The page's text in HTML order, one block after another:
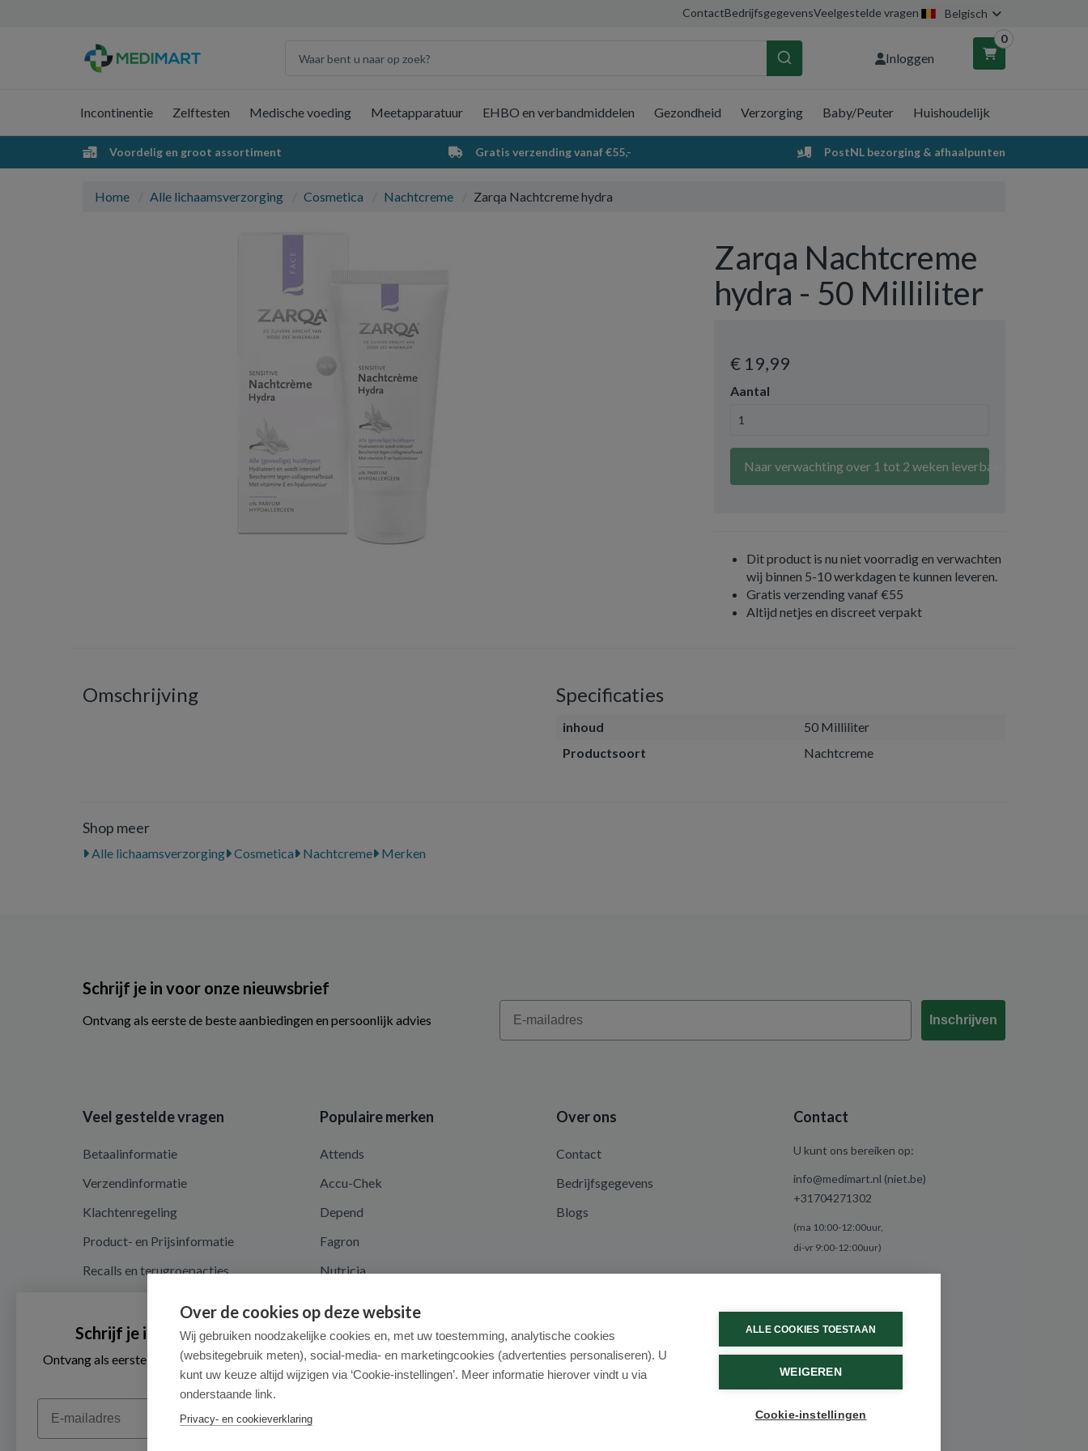
ContactBedrijfsgegevensVeelgestelde vragen Belgisch
Inloggen
0
Winkelwagen
Incontinentie Zelftesten Medische voeding Meetapparatuur EHBO en verbandmiddelen Gezondheid Verzorging Baby/Peuter Huishoudelijk
Voordelig en groot assortiment Gratis verzending vanaf €55,- PostNL bezorging & afhaalpunten
Home Alle lichaamsverzorging Cosmetica Nachtcreme Zarqa Nachtcreme hydra
Zarqa Nachtcreme
hydra - 50 Milliliter
€ 19,99
Aantal
Naar verwachting over 1 tot 2 weken leverbaar
Dit product is nu niet voorradig en verwachten
wij binnen 5-10 werkdagen te kunnen leveren.
Gratis verzending vanaf €55
Altijd netjes en discreet verpakt
Omschrijving Specificaties
inhoud
50 Milliliter
Productsoort
Nachtcreme
Shop meer
Alle lichaamsverzorging Cosmetica Nachtcreme Merken
Schrijf je in voor onze nieuwsbrief
Ontvang als eerste de beste aanbiedingen en persoonlijk advies
Email
Inschrijven
Veel gestelde vragen
Betaalinformatie
Verzendinformatie
Klachtenregeling
Product- en Prijsinformatie
Recalls en terugroepacties
Privacy en cookieverklaring
Cookieverklaring
Populaire merken
Attends
Accu-Chek
Depend
Fagron
Nutricia
Over ons
Contact
Bedrijfsgegevens
Blogs
Contact
U kunt ons bereiken op:
info@medimart.nl (niet.be)
+31704271302
(ma 10:00-12:00uur,
di-vr 9:00-12:00uur)
Over de cookies op deze website
Wij gebruiken noodzakelijke cookies en, met uw toestemming, analytische cookies
(websitegebruik meten), social-media- en marketingcookies (advertenties personaliseren). U
kunt uw keuze altijd wijzigen via ‘Cookie-instellingen’. Meer informatie hierover vindt u via
onderstaande link.
Privacy- en cookieverklaring
ALLE COOKIES TOESTAAN
WEIGEREN
Cookie-instellingen
Schrijf je in voor onze nieuwsbrief
Ontvang als eerste de beste aanbiedingen en persoonlijk
advies
Email